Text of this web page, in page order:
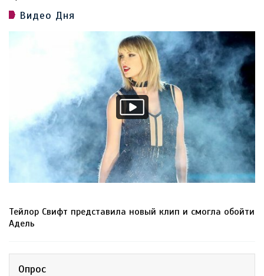
Видео Дня
Тейлор Свифт представила новый клип и смогла обойти
Адель
Опрос